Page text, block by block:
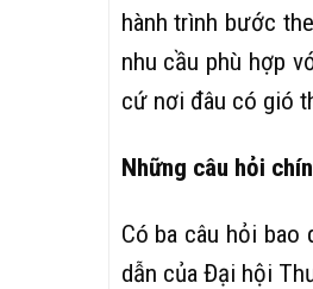
hành trình bước
nhu cầu phù hợp
cứ nơi đâu có gió
Những câu hỏi
Có ba câu hỏi
dẫn của Đại hội